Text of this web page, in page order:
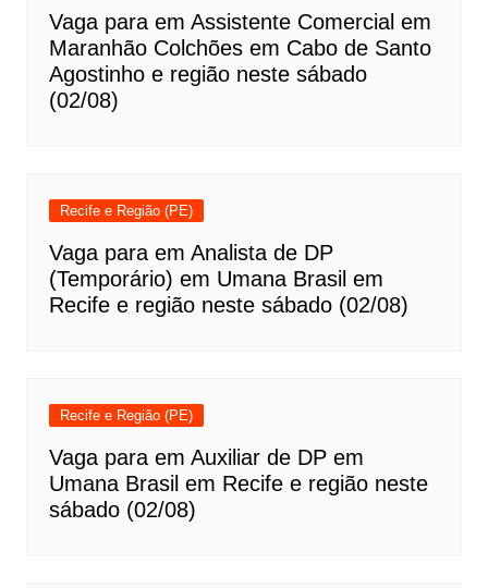
Vaga para em Assistente Comercial em
Maranhão Colchões em Cabo de Santo
Agostinho e região neste sábado
(02/08)
Recife e Região (PE)
Vaga para em Analista de DP
(Temporário) em Umana Brasil em
Recife e região neste sábado (02/08)
Recife e Região (PE)
Vaga para em Auxiliar de DP em
Umana Brasil em Recife e região neste
sábado (02/08)